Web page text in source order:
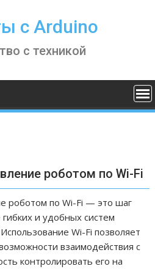
с Arduino
с техникой
роботом по Wi-Fi
роботом по Wi-Fi — это шаг
и удобных систем
Wi-Fi позволяет
взаимодействия с
контролировать его на